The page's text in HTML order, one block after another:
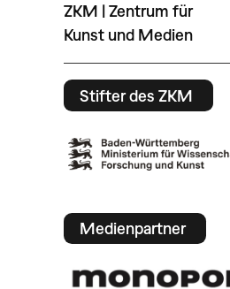
ZKM | Zentrum für
Kunst und Medien
Stifter des ZKM
Medienpartner